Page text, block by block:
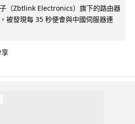
（Zbtlink Electronics）旗下的路由器
被發現每 35 秒便會與中國伺服器連